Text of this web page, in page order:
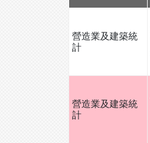
營造業及建築統
計
營造業及建築統
計